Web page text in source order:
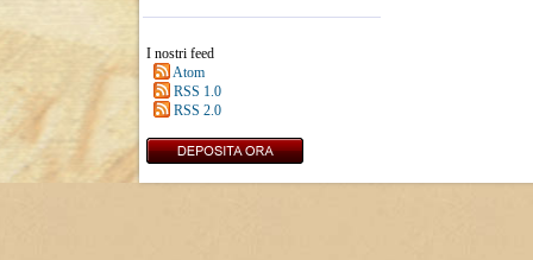
I nostri feed
Atom
RSS 1.0
RSS 2.0